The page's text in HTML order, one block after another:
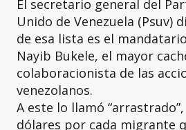
El secretario general del
Unido de Venezuela (Psuv)
de esa lista es el
Nayib Bukele, el mayor
colaboracionista de las
venezolanos.
A este lo llamó
dólares por cada migrante